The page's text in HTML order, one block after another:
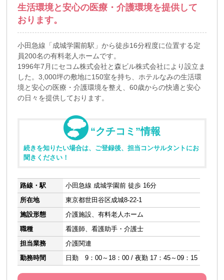
生活環境と安心の医療・介護環境を提供して
おります。
小田急線「成城学園前駅」から徒歩16分程度に位置する定
員200名の有料老人ホームです。
1996年7月にセコム株式会社と森ビル株式会社により設立ま
した。3,000坪の敷地に150室を持ち、ホテルなみの生活環
境と安心の医療・介護環境を整え、60歳からの快適と安心
の日々を提供しております。
“クチコミ”情報
続きを知りたい場合は、ご登録後、担当コンサルタントにお
聞きください！
路線・駅
小田急線 成城学園前 徒歩 16分
所在地
東京都世田谷区成城8-22-1
施設形態
介護施設、有料老人ホーム
職種
看護師、看護助手・介護士
担当業務
介護関連
勤務時間
日勤 9：00～18：00 / 夜勤 17：45～09：15